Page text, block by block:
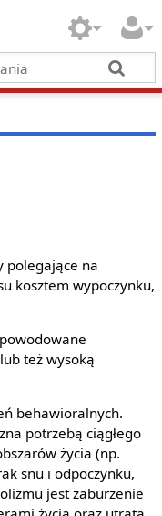
polegające na
kosztem wypoczynku,
też wysoką
behawioralnych.
potrzebą ciągłego
życia (np.
snu i odpoczynku,
jest zaburzenie